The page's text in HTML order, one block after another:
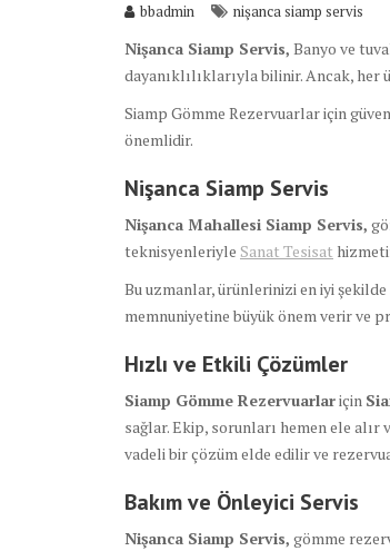
bbadmin nişanca siamp servis
Nişanca Siamp Servis, Banyo ve
dayanıklılıklarıyla bilinir. Ancak, her
Siamp Gömme Rezervuarlar için
önemlidir.
Nişanca Siamp Servis
Nişanca Mahallesi Siamp Servis,
teknisyenleriyle Sanat Tesisat
Bu uzmanlar, ürünlerinizi en iyi
memnuniyetine büyük önem verir ve
Hızlı ve Etkili Çözümler
Siamp Gömme Rezervuarlariçin
sağlar. Ekip, sorunları hemen ele
vadeli bir çözüm elde edilir ve
Bakım ve Önleyici Servis
Nişanca Siamp Servis, gömme